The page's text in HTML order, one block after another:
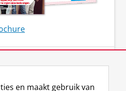
en maakt gebruik van